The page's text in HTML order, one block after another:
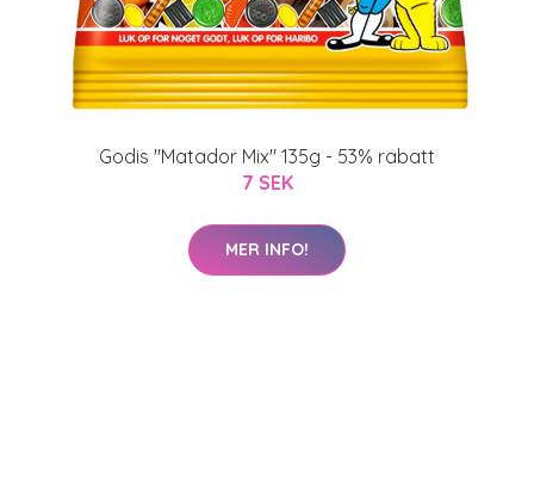
Godis "Matador Mix" 135g - 53% rabatt
7 SEK
MER INFO!